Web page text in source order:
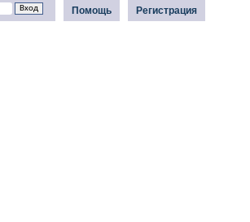
Регистрация
Помощь